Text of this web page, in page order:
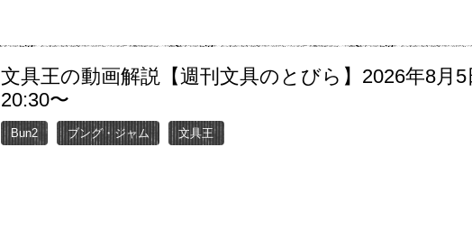
文具王の動画解説【週刊文具のとびら】2026年8月5
20:30〜
Bun2 ブング・ジャム 文具王